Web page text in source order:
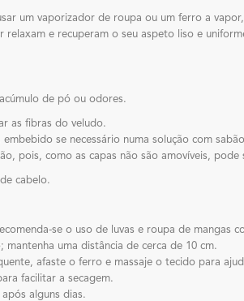
um vaporizador de roupa ou um ferro a
e recuperam o seu aspeto liso e
de pó ou odores.
as fibras do veludo.
se necessário numa solução com
pois, como as capas não são amovíveis,
cabelo.
se o uso de luvas e roupa de mangas
uma distância de cerca de 10 cm.
afaste o ferro e massaje o tecido para
facilitar a secagem.
alguns dias.